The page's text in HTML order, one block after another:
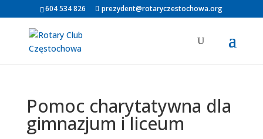
604 534 826 prezydent@rotaryczestochowa.org
Pomoc charytatywna dla
gimnazjum i liceum